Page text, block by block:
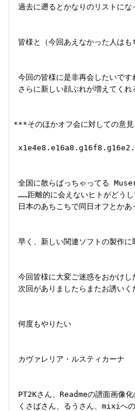
過去に遡るとかなりのリストに
皆様と（今回あえなかった人はも
今回の皆様に是非再会したいです
さらに新しい顔ぶれが増えてくれ
***そのほかオフ会に対しての意
全国に散らばっちゃってる
……距離的に会えないヒトがどう
日本のあちこちで同日オフとか
早く、新しい関連ソフトの製作に
今回皆様に大変ご迷惑をおかけし
次回がありましたらまたお誘いく
何度もやりたい
カヴァレリア・ルスティカーナ
PT2Kさん、Readmeの譜面画像
くさばさん、るうさん、mixiへの